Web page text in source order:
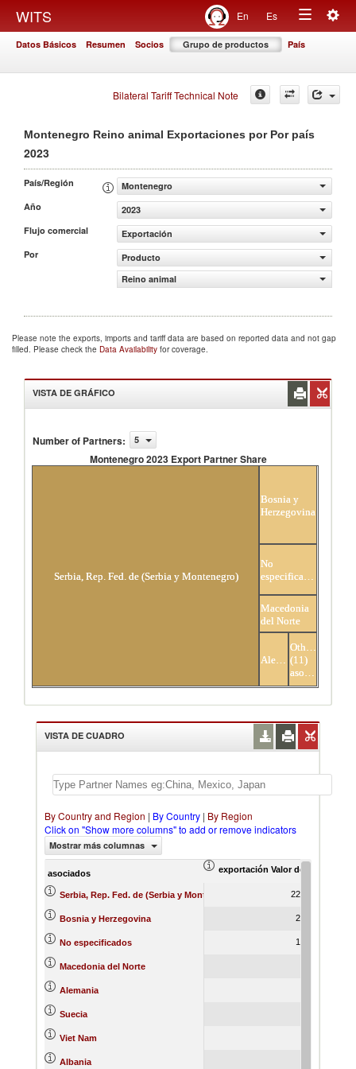
WITS En Es
Toggle
Datos Básicos Resumen Socios Grupo de productos País
Bilateral Tariff Technical Note
Montenegro Reino animal Exportaciones por Por país
2023
País/Región
Montenegro
Año
2023
Flujo comercial
Exportación
Por
Producto
Reino animal
Please note the exports, imports and tariff data are based on reported data and not gap
filled. Please check the Data Availability for coverage.
VISTA DE GRÁFICO
Number of Partners: 5
Montenegro 2023 Export Partner Share
Serbia, Rep. Fed. de (Serbia y Montenegro)
Bosnia y
Herzegovina
No
especificados
Macedonia
del Norte
Alemania
Others
(11)
asociados
VISTA DE CUADRO
By Country and Region | By Country | By Region
Click on "Show more columns" to add or remove indicators
Mostrar más columnas
asociados exportación Valor del comercio
Serbia, Rep. Fed. de (Serbia y Montenegro) 22,593.79
Bosnia y Herzegovina 2,050.70
No especificados 1,325.36
Macedonia del Norte
Alemania
Suecia
Viet Nam
Albania